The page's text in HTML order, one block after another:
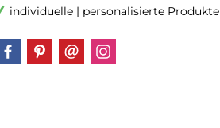
individuelle | personalisierte Produkte